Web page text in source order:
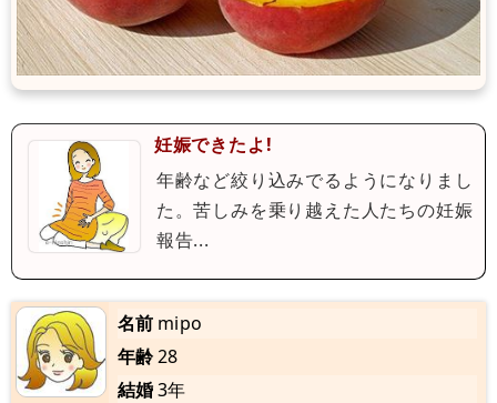
妊娠できたよ!
年齢など絞り込みでるようになりまし
た。苦しみを乗り越えた人たちの妊娠
報告...
名前 mipo
年齢28
結婚3年